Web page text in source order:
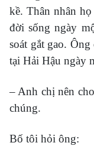
kề. Thân nhân
đời sống ngày
soát gắt gao.
tại Hải Hậu ngày
– Anh chị nên
chúng.
Bố tôi hỏi ông: